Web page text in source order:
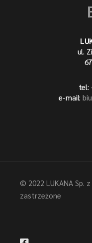
ul.
tel:
e-mail:
© 2022 LUKANA Sp.
zastrzeżone